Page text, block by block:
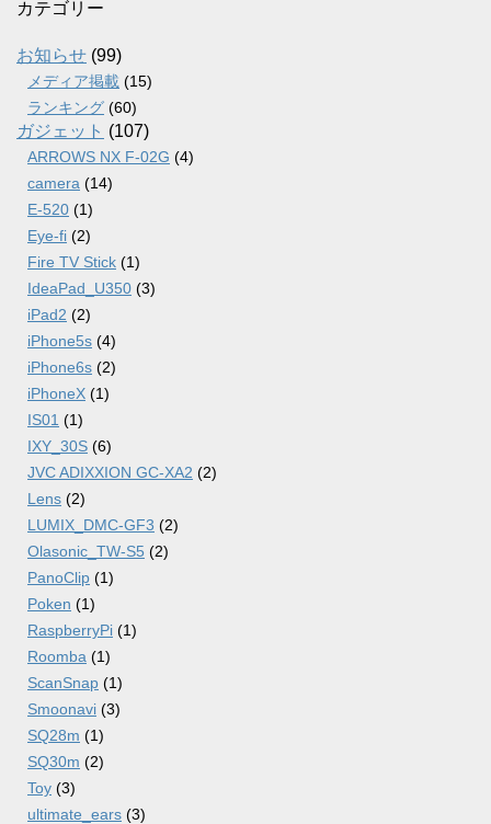
カ
ブ
カテゴリー
お知らせ (99)
メディア掲載 (15)
ランキング (60)
ガジェット (107)
ARROWS NX F-02G (4)
camera (14)
E-520 (1)
Eye-fi (2)
Fire TV Stick (1)
IdeaPad_U350 (3)
iPad2 (2)
iPhone5s (4)
iPhone6s (2)
iPhoneX (1)
IS01 (1)
IXY_30S (6)
JVC ADIXXION GC-XA2 (2)
Lens (2)
LUMIX_DMC-GF3 (2)
Olasonic_TW-S5 (2)
PanoClip (1)
Poken (1)
RaspberryPi (1)
Roomba (1)
ScanSnap (1)
Smoonavi (3)
SQ28m (1)
SQ30m (2)
Toy (3)
ultimate_ears (3)